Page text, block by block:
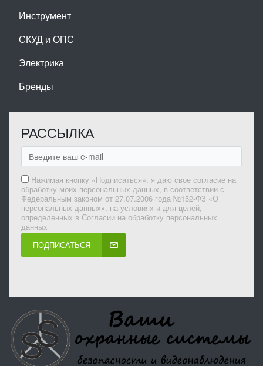
Инструмент
СКУД и ОПС
Электрика
Бренды
РАССЫЛКА
Нажимая кнопку «Подписаться», я даю свое согласие на
обработку моих персональных данных, в соответствии с
Федеральным законом от 27.07.2006 года №152-ФЗ «О
персональных данных», на условиях и для целей,
определенных в Согласии на обработку персональных
данных
ПОДПИСАТЬСЯ